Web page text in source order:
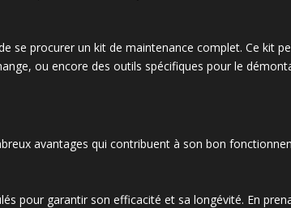
se procurer un kit de maintenance complet. Ce kit
ou encore des outils spécifiques pour le
avantages qui contribuent à son bon
pour garantir son efficacité et sa longévité. En